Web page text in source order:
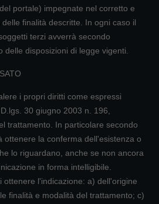
portale) impegnate nel corretto e
finalità descritte. In ogni caso il
terzi avverrà secondo
disposizioni di legge vigenti.
i propri diritti come espressi
30 giugno 2003 n. 196,
trattamento. In particolare secondo
ottenere la conferma dell'esistenza o
lo riguardano, anche se non ancora
in forma intelligibile.
ottenere l'indicazione: a) dell'origine
finalità e modalità del trattamento; c)